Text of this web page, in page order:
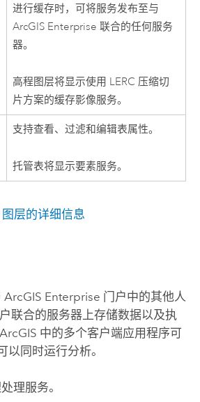
进行缓存时，可将服务发布至与
ArcGIS Enterprise 联合的任何服务
器。
高程图层将显示使用 LERC 压缩切
片方案的缓存影像服务。
支持查看、过滤和编辑表属性。
托管表将显示要素服务。
层的详细信息
ArcGIS Enterprise 门户中的其他人
联合的服务器上存储数据以及执
中的多个客户端应用程序可
以同时运行分析。
理服务。